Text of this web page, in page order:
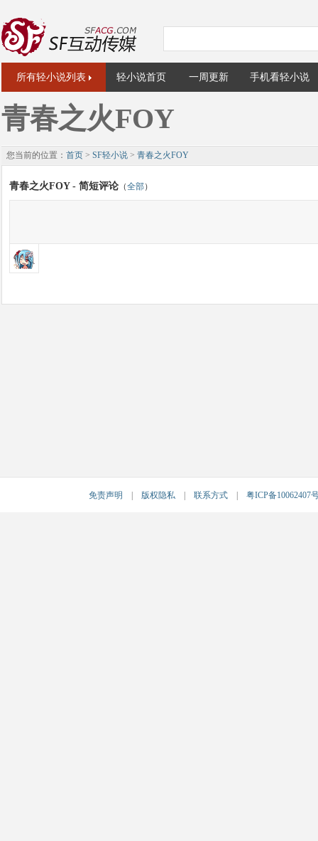
所有轻小说列表 轻小说首页 一周更新 手机看轻小说
青春之火FOY
您当前的位置： 首页 > SF轻小说 > 青春之火FOY
青春之火FOY - 简短评论 （全部）
免责声明 版权隐私 联系方式 粤ICP备10062407